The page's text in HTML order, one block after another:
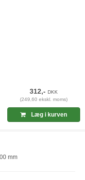
312,-DKK
(249,60 ekskl. moms)
Læg i kurven
mm